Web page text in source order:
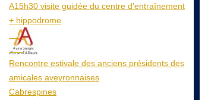
A15h30 visite guidée du centre d’entraînement
+ hippodrome
25
Aoû
Rencontre estivale des anciens présidents des
amicales aveyronnaises
Cabrespines